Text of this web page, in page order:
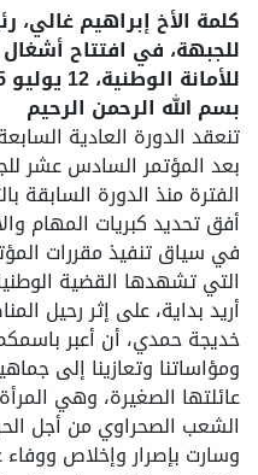
كلمة الأخ إبراهيم غالي،
للجبهة، في افتتاح أشغال
للأمانة الوطنية، 12 يوليو 2025
بسم الله الرحمن الرحيم
تنعقد الدورة العادية
بعد المؤتمر السادس عشر
الفترة منذ الدورة السابقة
أفق تحديد كبريات المهام
في سياق تنفيذ مقررات
التي تشهدها القضية
أريد بداية، على إثر رحيل
خديجة حمدي، أن أعبر
ومؤاساتنا وتعازينا إلى
عائلتها الصغيرة، وهي
الشعب الصحراوي من أجل
وسارت بإصرار وإخلاص ووفاء